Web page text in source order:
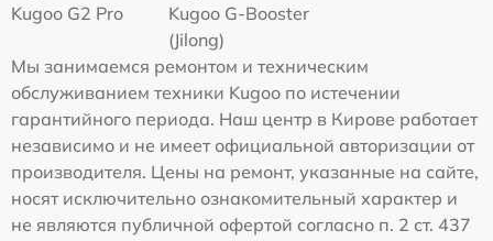
Kugoo G2 Pro
Kugoo G-Booster
(Jilong)
Мы занимаемся ремонтом и техническим
обслуживанием техники Kugoo по истечении
гарантийного периода. Наш центр в Кирове работает
независимо и не имеет официальной авторизации от
производителя. Цены на ремонт, указанные на сайте,
носят исключительно ознакомительный характер и
не являются публичной офертой согласно п. 2 ст. 437